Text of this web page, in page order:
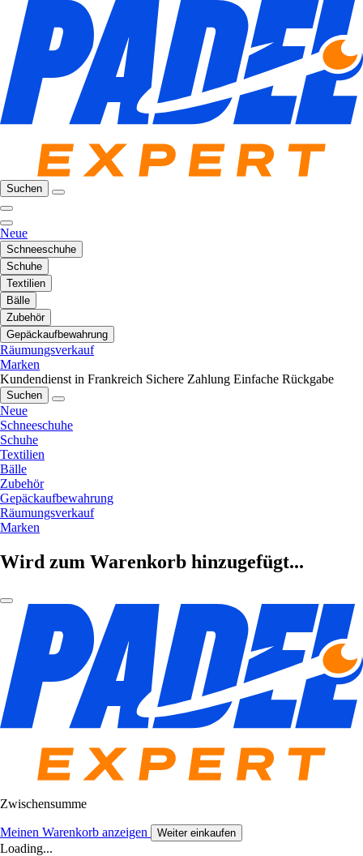
Suchen
Neue
Schneeschuhe
Schuhe
Textilien
Bälle
Zubehör
Gepäckaufbewahrung
Räumungsverkauf
Marken
Kundendienst in Frankreich Sichere Zahlung Einfache Rückgabe
Suchen
Neue
Schneeschuhe
Schuhe
Textilien
Bälle
Zubehör
Gepäckaufbewahrung
Räumungsverkauf
Marken
Wird zum Warenkorb hinzugefügt...
Zwischensumme
Meinen Warenkorb anzeigen Weiter einkaufen
Loading...